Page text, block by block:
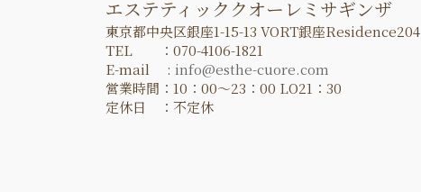
エステティッククオーレミサギンザ
東京都中央区銀座1-15-13 VORT銀座Residence204
TEL ：070-4106-1821
E-mail : info@esthe-cuore.com
営業時間：10：00～23：00 LO21：30
定休日 ：不定休